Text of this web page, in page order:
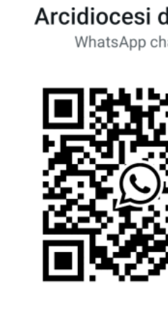
- Lucca, Scuola
Castruccio
murales in
dal Liceo
ore 18 - Fiano
- Messa in
da mons.
Lucca
ore 20.30 -
al Cippo di don
in alcuni
Ritrovo alle ore